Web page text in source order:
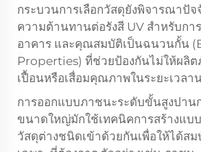
กระบวนการเลือกวัสดุยังพิจารณาปัจ
ความต้านทานต่อรังสี UV สำหรับกา
อาคาร และคุณสมบัติเป็นฉนวนกั้น
Properties) ที่ช่วยป้องกันไม่ให้ผลิ
เปื้อนหรือเสื่อมคุณภาพในระยะเวลา
การออกแบบภาชนะระดับขั้นสูงปาน
ขนาดใหญ่มักใช้เทคนิคการสร้างแบ
วัสดุต่างชนิดเข้าด้วยกันเพื่อให้ได้ส